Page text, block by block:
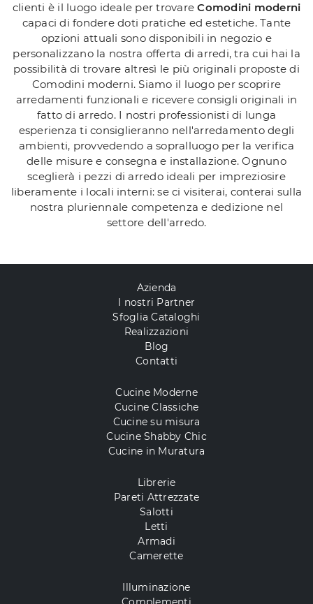
clienti è il luogo ideale per trovareComodini moderni
capaci di fondere doti pratiche ed estetiche. Tante
opzioni attuali sono disponibili in negozio e
personalizzano la nostra offerta di arredi, tra cui hai la
possibilità di trovare altresì le più originali proposte di
Comodini moderni. Siamo il luogo per scoprire
arredamenti funzionali e ricevere consigli originali in
fatto di arredo. I nostri professionisti di lunga
esperienza ti consiglieranno nell'arredamento degli
ambienti, provvedendo a sopralluogo per la verifica
delle misure e consegna e installazione. Ognuno
sceglierà i pezzi di arredo ideali per impreziosire
liberamente i locali interni: se ci visiterai, conterai sulla
nostra pluriennale competenza e dedizione nel
settore dell'arredo.
Azienda
I nostri Partner
Sfoglia Cataloghi
Realizzazioni
Blog
Contatti
Cucine Moderne
Cucine Classiche
Cucine su misura
Cucine Shabby Chic
Cucine in Muratura
Librerie
Pareti Attrezzate
Salotti
Letti
Armadi
Camerette
Illuminazione